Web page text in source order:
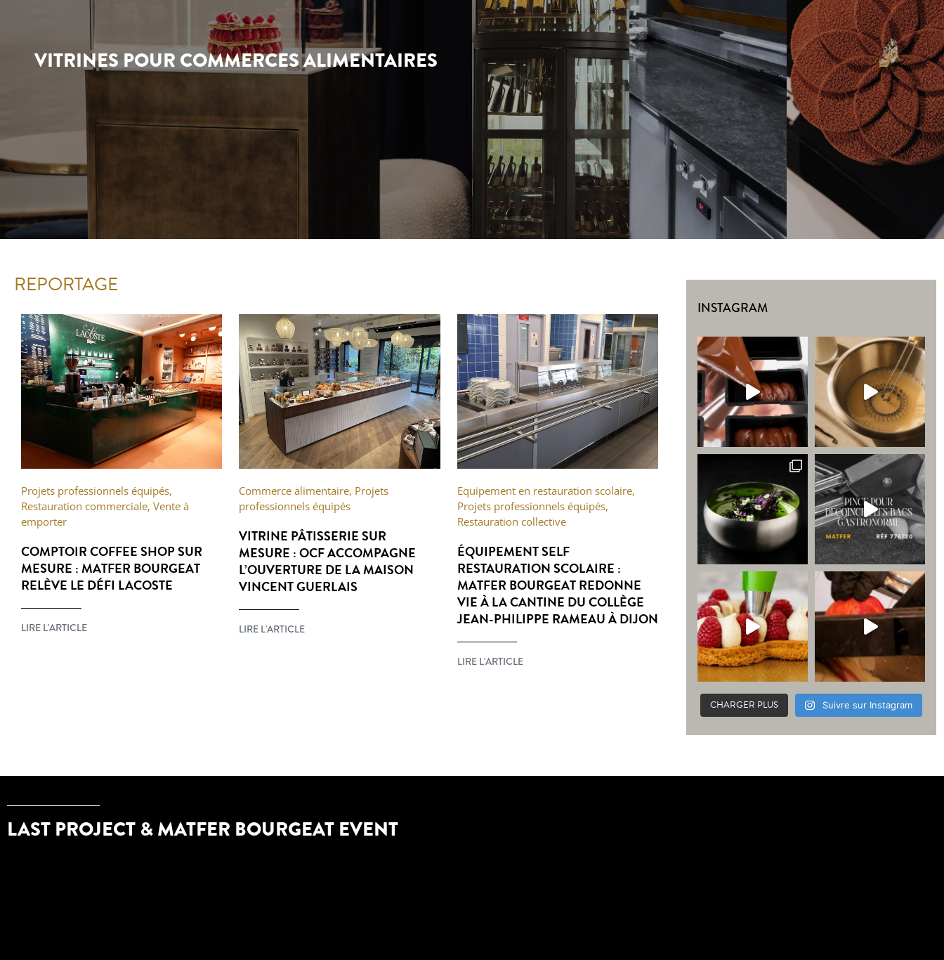
VITRINES POUR COMMERCES ALIMENTAIRES
REPORTAGE
Projets professionnels équipés,
Restauration commerciale, Vente à
emporter
COMPTOIR COFFEE SHOP SUR
MESURE : MATFER BOURGEAT
RELÈVE LE DÉFI LACOSTE
LIRE L'ARTICLE
Commerce alimentaire, Projets
professionnels équipés
VITRINE PÂTISSERIE SUR
MESURE : OCF ACCOMPAGNE
L’OUVERTURE DE LA MAISON
VINCENT GUERLAIS
LIRE L'ARTICLE
Equipement en restauration scolaire,
Projets professionnels équipés,
Restauration collective
ÉQUIPEMENT SELF
RESTAURATION SCOLAIRE :
MATFER BOURGEAT REDONNE
VIE À LA CANTINE DU COLLÈGE
JEAN-PHILIPPE RAMEAU À DIJON
LIRE L'ARTICLE
INSTAGRAM
CHARGER PLUS Suivre sur Instagram
LAST PROJECT & MATFER BOURGEAT EVENT